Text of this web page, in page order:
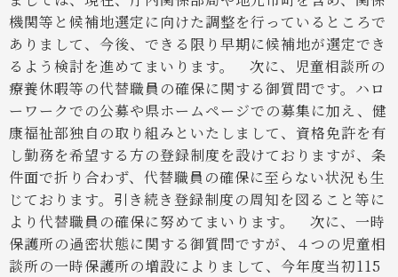
機関等と候補地選定に向けた調整を行っているところで
ありまして、今後、できる限り早期に候補地が選定でき
るよう検討を進めてまいります。
次に、児童相談所の
療養休暇等の代替職員の確保に関する御質問です。ハロ
ーワークでの公募や県ホームページでの募集に加え、健
康福祉部独自の取り組みといたしまして、資格免許を有
し勤務を希望する方の登録制度を設けておりますが、条
件面で折り合わず、代替職員の確保に至らない状況も生
じております。引き続き登録制度の周知を図ること等に
より代替職員の確保に努めてまいります。
次に、一時
保護所の過密状態に関する御質問ですが、４つの児童相
談所の一時保護所の増設によりまして、今年度当初115